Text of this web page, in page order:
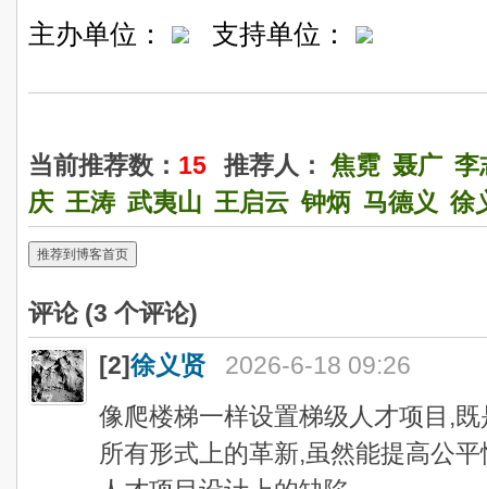
主办单位： 支持单位：
当前推荐数： 15 推荐人： 焦霓 聂广 李
庆 王涛 武夷山 王启云 钟炳 马德义 徐
推荐到博客首页
评论 (3 个评论)
[2]徐义贤
2026-6-18 09:26
像爬楼梯一样设置梯级人才项目,
所有形式上的革新,虽然能提高公